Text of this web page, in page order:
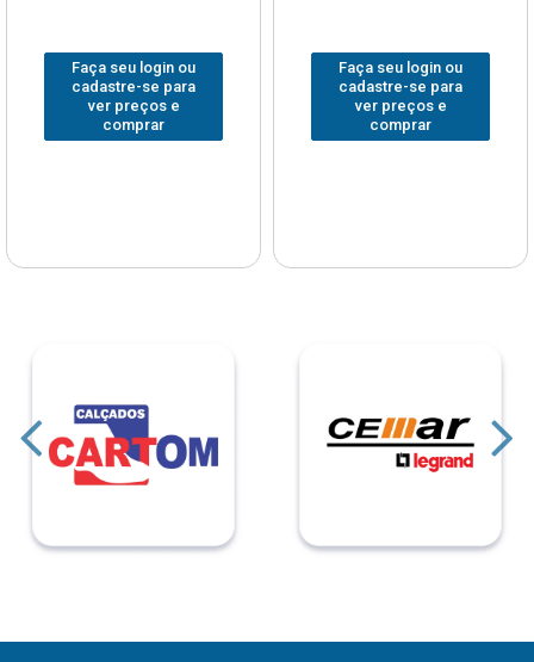
Faça seu login ou
cadastre-se para
ver preços e
comprar
Faça seu login ou
cadastre-se para
ver preços e
comprar